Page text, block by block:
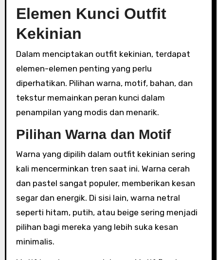
Elemen Kunci Outfit
Kekinian
Dalam menciptakan outfit kekinian, terdapat
elemen-elemen penting yang perlu
diperhatikan. Pilihan warna, motif, bahan, dan
tekstur memainkan peran kunci dalam
penampilan yang modis dan menarik.
Pilihan Warna dan Motif
Warna yang dipilih dalam outfit kekinian sering
kali mencerminkan tren saat ini. Warna cerah
dan pastel sangat populer, memberikan kesan
segar dan energik. Di sisi lain, warna netral
seperti hitam, putih, atau beige sering menjadi
pilihan bagi mereka yang lebih suka kesan
minimalis.